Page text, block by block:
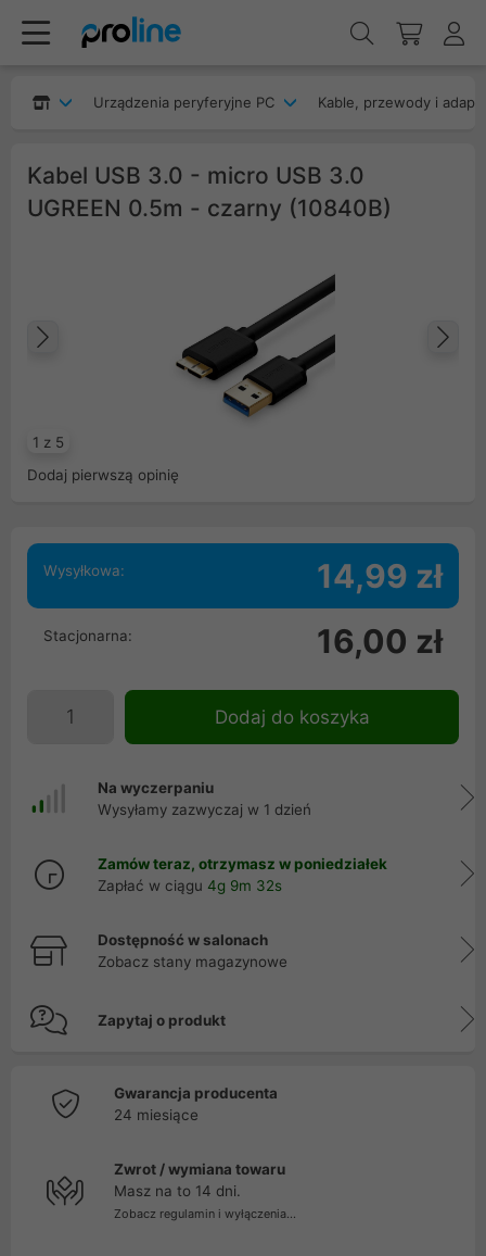
Urządzenia peryferyjne PC Kable, przewody i
Kabel USB 3.0 - micro USB 3.0
UGREEN 0.5m - czarny (10840B)
1 z 5
Poprzedni
Dodaj pierwszą opinię
Wysyłkowa: 14,99 zł
Stacjonarna: 16,00 zł
Dodaj do koszyka
Na wyczerpaniu
Wysyłamy zazwyczaj w 1 dzień
Zamów teraz, otrzymasz w poniedziałek
Zapłać w ciągu 4g 9m 32s
Dostępność w salonach
Zobacz stany magazynowe
Zapytaj o produkt
Gwarancja producenta
24 miesiące
Zwrot / wymiana towaru
Masz na to 14 dni.
Zobacz regulamin i wyłączenia...